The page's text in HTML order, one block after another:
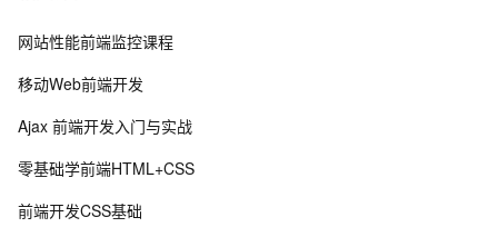
8 前端常见的HTTP状态码
10探索现代前端工程化工具与流程：提升开发效率和项目质
网站性能前端监控课程
移动Web前端开发
Ajax 前端开发入门与实战
零基础学前端HTML+CSS
前端开发CSS基础